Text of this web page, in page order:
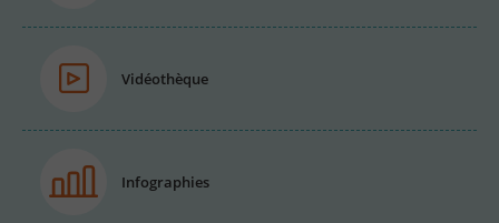
Vidéothèque
Infographies